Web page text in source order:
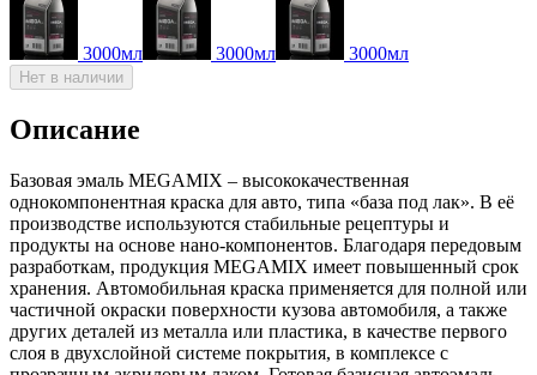
3000мл 3000мл 3000мл
Нет в наличии
Описание
Базовая эмаль MEGAMIX – высококачественная
однокомпонентная краска для авто, типа «база под лак». В её
производстве используются стабильные рецептуры и
продукты на основе нано-компонентов. Благодаря передовым
разработкам, продукция MEGAMIX имеет повышенный срок
хранения. Автомобильная краска применяется для полной или
частичной окраски поверхности кузова автомобиля, а также
других деталей из металла или пластика, в качестве первого
слоя в двухслойной системе покрытия, в комплексе с